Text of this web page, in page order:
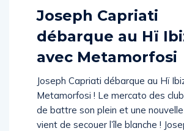
Joseph Capriati
débarque au Hï
avec Metamorfosi
Joseph Capriati débarque au Hï
Metamorfosi ! Le mercato des
de battre son plein et une
vient de secouer l’île blanche !